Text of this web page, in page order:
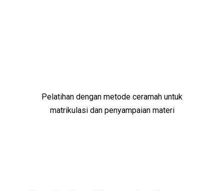
Pelatihan dengan metode ceramah untuk
matrikulasi dan penyampaian materi